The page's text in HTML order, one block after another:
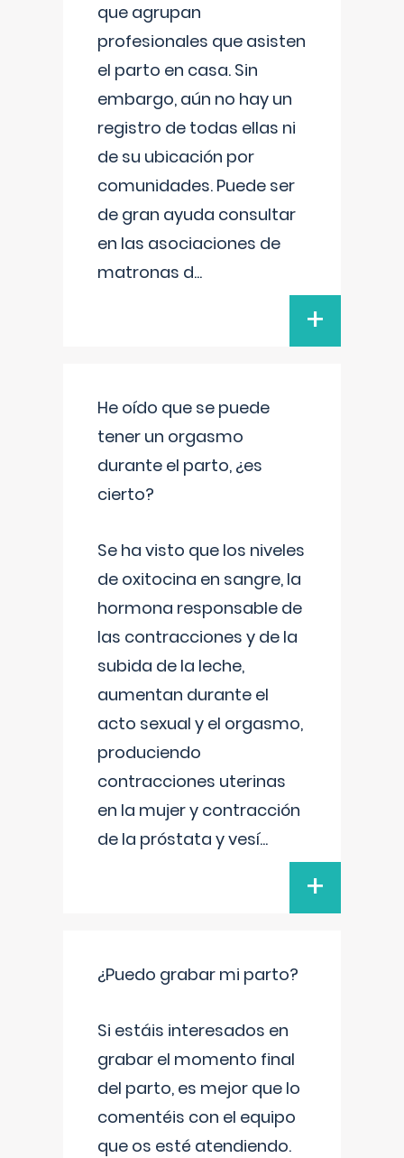
que agrupan
profesionales que asisten
el parto en casa. Sin
embargo, aún no hay un
registro de todas ellas ni
de su ubicación por
comunidades. Puede ser
de gran ayuda consultar
en las asociaciones de
matronas d...
+
He oído que se puede
tener un orgasmo
durante el parto, ¿es
cierto?
Se ha visto que los niveles
de oxitocina en sangre, la
hormona responsable de
las contracciones y de la
subida de la leche,
aumentan durante el
acto sexual y el orgasmo,
produciendo
contracciones uterinas
en la mujer y contracción
de la próstata y vesí...
+
¿Puedo grabar mi parto?
Si estáis interesados en
grabar el momento final
del parto, es mejor que lo
comentéis con el equipo
que os esté atendiendo.